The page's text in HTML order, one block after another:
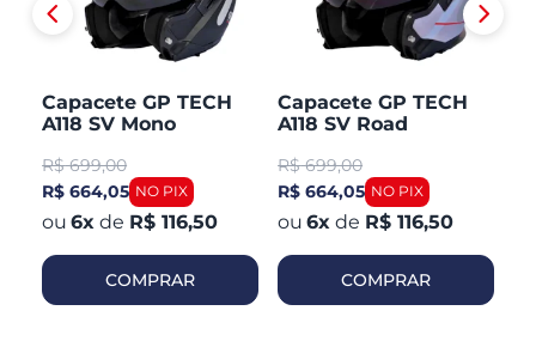
Capacete GP TECH
A118 SV Mono
Fosco
R$ 699,00
R$ 664,05
6x de R$ 116,50
COMPRAR
Capacete GP TECH
A118 SV Road
R$ 699,00
R$ 664,05
6x de R$ 116,50
COMPRAR